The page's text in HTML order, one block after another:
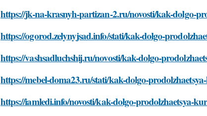
https://jk-na-krasnyh-partizan-2.ru/novosti/kak-dolgo-
https://ogorod.zelynyjsad.info/stati/kak-dolgo-
https://vashsadluchshij.ru/novosti/kak-dolgo-
https://mebel-doma23.ru/stati/kak-dolgo-
https://iamledi.info/novosti/kak-dolgo-prodolzhaetsya-